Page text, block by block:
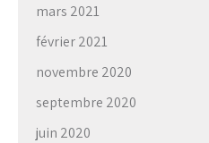
mars 2021
février 2021
novembre 2020
septembre 2020
juin 2020